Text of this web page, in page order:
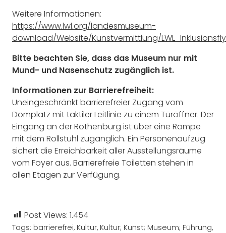
Weitere Informationen:
https://www.lwl.org/landesmuseum-
download/Website/Kunstvermittlung/
Bitte beachten Sie, dass das Museum nur mit
Mund- und Nasenschutz zugänglich ist.
Informationen zur Barrierefreiheit:
Uneingeschränkt barrierefreier Zugang vom
Domplatz mit taktiler Leitlinie zu einem Türöffner. Der
Eingang an der Rothenburg ist über eine Rampe
mit dem Rollstuhl zugänglich. Ein Personenaufzug
sichert die Erreichbarkeit aller Ausstellungsräume
vom Foyer aus. Barrierefreie Toiletten stehen in
allen Etagen zur Verfügung.
Post Views: 1.454
Tags: barrierefrei, Kultur, Kultur; Kunst; Museum; Führung,